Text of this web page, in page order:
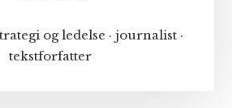
og ledelse · journalist ·
tekstforfatter